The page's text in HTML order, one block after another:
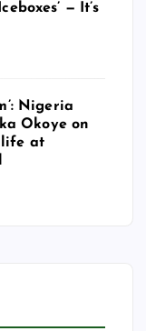
— It’s
Nigeria
Okoye on
life at